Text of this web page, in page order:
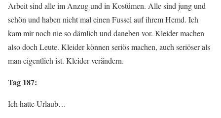
Arbeit sind alle im Anzug und in Kostümen. Alle sind jung und
schön und haben nicht mal einen Fussel auf ihrem Hemd. Ich
kam mir noch nie so dämlich und daneben vor. Kleider machen
also doch Leute. Kleider können seriös machen, auch seriöser als
man eigentlich ist. Kleider verändern.
Tag 187:
Ich hatte Urlaub…